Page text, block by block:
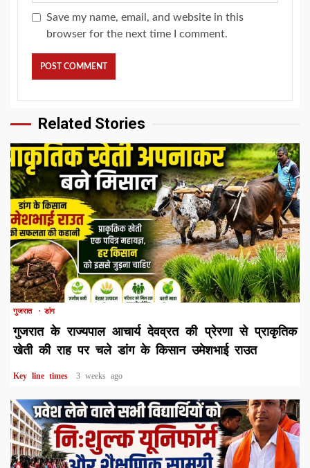
Save my name, email, and website in this
browser for the next time I comment.
Related Stories
1 min read
गुजरात डांग
गुजरात के राज्यपाल आचार्य देवव्रत की प्रेरणा से प्राकृतिक
खेती की राह पर चले डांग के किसान उमेशभाई राउत
Key line times 3 weeks ago